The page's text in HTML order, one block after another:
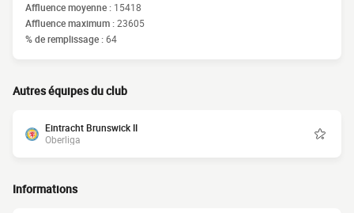
Affluence moyenne : 15418
Affluence maximum :23605
% de remplissage :64
Autres équipes du club
Eintracht Brunswick II
Oberliga
Informations